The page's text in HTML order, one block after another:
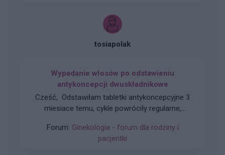
tosiapolak
Wypadanie włosów po odstawieniu
antykoncepcji dwuskładnikowe
Cześć, Odstawiłam tabletki antykoncepcyjne 3
miesiace temu, cykle powróciły regularne,
zwiększone wypadanie włosów oraz pieczenie
skory glowy przy dotyku. Kiedy u Was po
Forum: Ginekologia - forum dla rodziny i
pacjentki